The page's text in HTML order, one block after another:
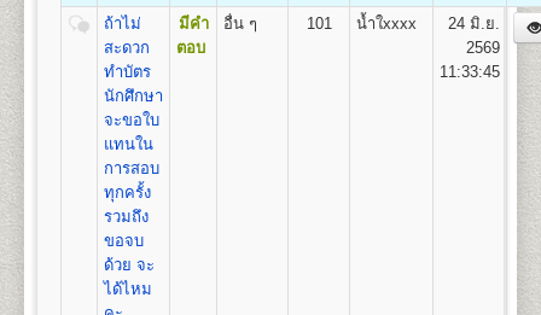
คณะสาธารณสุขศาสตร์
เปิดสอนระดับปริญญาตรี
135 หน่วยกิต
ชื่อปริญญาสาธารณสุขศาสตรบัณฑิต (ส.บ.) Bachelor of
Health (B.P.H)
เปิดสอน 1 หลักสูตร
1.หลักสูตรสาธารณสุขศาสตรบัณฑิต สาขาวิชา
สาธารณสุขชุมชน
ส่วนกลาง (หัวหมาก) สำนักงานคณะสาธารณสุขศาสตร์
มหาวิทยาลัยรามคำแหง
15 750 500 800 100 500 100
2,750
16 100
17 850
18 900
19
20 1,000
ถ้าไม่
สะดวก
ทำบัตร
นักศึกษา
จะขอใบ
แทนใน
การสอบ
ทุกครั้ง
รวมถึง
ขอจบ
ด้วย จะ
ได้ไหม
มีคำ
ตอบ
อื่น ๆ 101 น้ำใxxxx
24 มิ.ย.
2569
11:33:45